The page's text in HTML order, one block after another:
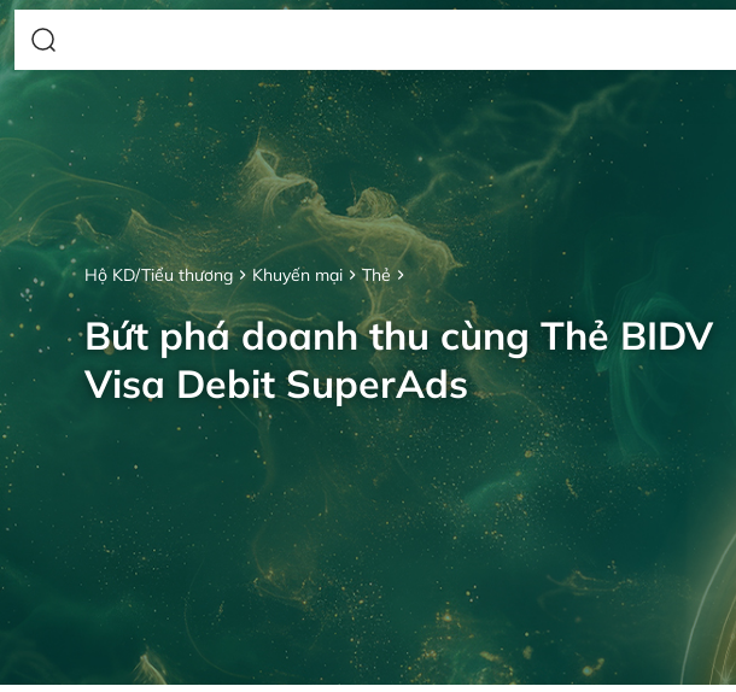
Hộ KD/Tiểu thương Khuyến mại Thẻ
Bứt phá doanh thu cùng Thẻ BIDV
Visa Debit SuperAds